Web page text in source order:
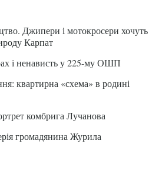
Джипери і мотокросери хочуть
Карпат
і ненависть у 225-му ОШП
квартирна «схема» в родині
комбрига Лучанова
громадянина Журила